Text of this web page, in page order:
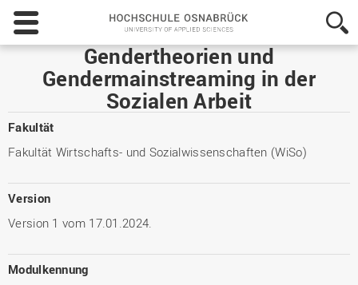
Hochschule
Osnabrück
-
of
Sciences
Gendertheorien und
Gendermainstreaming in der
Sozialen Arbeit
Fakultät
Fakultät Wirtschafts- und Sozialwissenschaften (WiSo)
Version
Version 1 vom 17.01.2024.
Modulkennung